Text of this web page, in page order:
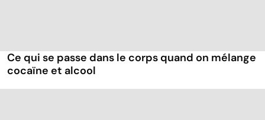
Ce qui se passe dans le corps quand on mélange
cocaïne et alcool